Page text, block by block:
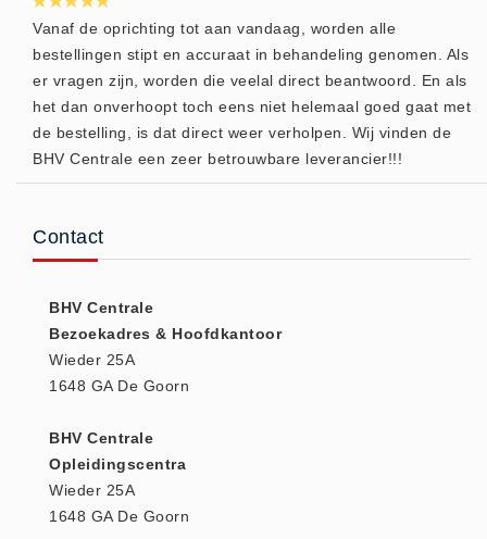
Keurmeester NEN-3140 (1)
Kliklijsten en vitrines
Kliklijsten en vitrines (2)
Lesboeken
Lesboeken - Algemeen (10)
Medicatie (0)
Oefenmateriaal
Brand (9)
Oogdouche - Spoeling
Oogdouche - Spoeling -
Vanaf de oprichting tot aan vandaag, worden alle
bestellingen stipt en accuraat in behandeling genomen. Als
er vragen zijn, worden die veelal direct beantwoord. En als
het dan onverhoopt toch eens niet helemaal goed gaat met
de bestelling, is dat direct weer verholpen. Wij vinden de
BHV Centrale een zeer betrouwbare leverancier!!!
Contact
BHV Centrale
Bezoekadres & Hoofdkantoor
Wieder 25A
1648 GA De Goorn
BHV Centrale
Opleidingscentra
Wieder 25A
1648 GA De Goorn